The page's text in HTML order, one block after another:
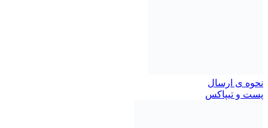
نحوه ی ارسال
پست و تیپاکس